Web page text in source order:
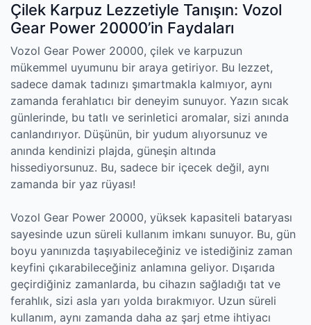
Çilek Karpuz Lezzetiyle Tanışın: Vozol
Gear Power 20000’in Faydaları
Vozol Gear Power 20000, çilek ve karpuzun
mükemmel uyumunu bir araya getiriyor. Bu lezzet,
sadece damak tadınızı şımartmakla kalmıyor, aynı
zamanda ferahlatıcı bir deneyim sunuyor. Yazın sıcak
günlerinde, bu tatlı ve serinletici aromalar, sizi anında
canlandırıyor. Düşünün, bir yudum alıyorsunuz ve
anında kendinizi plajda, güneşin altında
hissediyorsunuz. Bu, sadece bir içecek değil, aynı
zamanda bir yaz rüyası!
Vozol Gear Power 20000, yüksek kapasiteli bataryası
sayesinde uzun süreli kullanım imkanı sunuyor. Bu, gün
boyu yanınızda taşıyabileceğiniz ve istediğiniz zaman
keyfini çıkarabileceğiniz anlamına geliyor. Dışarıda
geçirdiğiniz zamanlarda, bu cihazın sağladığı tat ve
ferahlık, sizi asla yarı yolda bırakmıyor. Uzun süreli
kullanım, aynı zamanda daha az şarj etme ihtiyacı